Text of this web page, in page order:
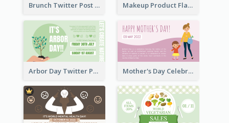
Brunch Twitter Post Makeup Product Flash Sale Twitter Post
Arbor Day Twitter Post Mother's Day Celebration Twitter Post